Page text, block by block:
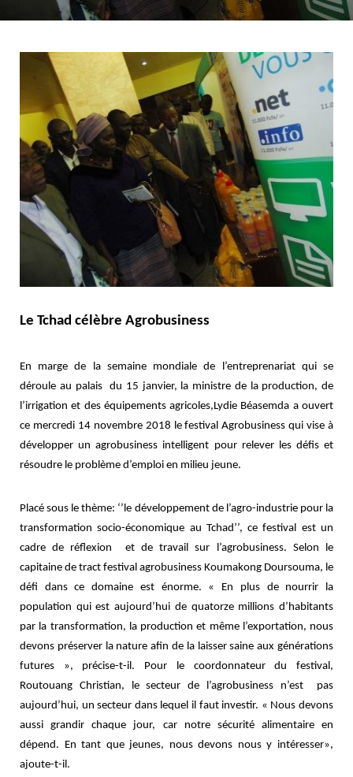
Le Tchad célèbre Agrobusiness
En marge de la semaine mondiale de l’entreprenariat qui se
déroule au palais
du 15 janvier, la ministre de la production, de
l’irrigation et des équipements agricoles,Lydie Béasemda a ouvert
ce mercredi 14 novembre 2018 le festival Agrobusiness qui vise à
développer un agrobusiness intelligent pour relever les défis et
résoudre le problème d’emploi en milieu jeune.
Placé sous le thème: ‘’le développement de l’agro-industrie pour la
transformation socio-économique au Tchad’’, ce festival est un
cadre de réflexion
et de travail sur l’agrobusiness. Selon le
capitaine de tract festival agrobusiness Koumakong Doursouma, le
défi dans ce domaine est énorme. « En plus de nourrir la
population qui est aujourd’hui de quatorze millions d’habitants
par la transformation, la production et même l’exportation, nous
devons préserver la nature afin de la laisser saine aux générations
futures », précise-t-il. Pour le coordonnateur du festival,
Routouang Christian, le secteur de l’agrobusiness n’est
pas
aujourd’hui, un secteur dans lequel il faut investir. « Nous devons
aussi grandir chaque jour, car notre sécurité alimentaire en
dépend. En tant que jeunes, nous devons nous y intéresser»,
ajoute-t-il.